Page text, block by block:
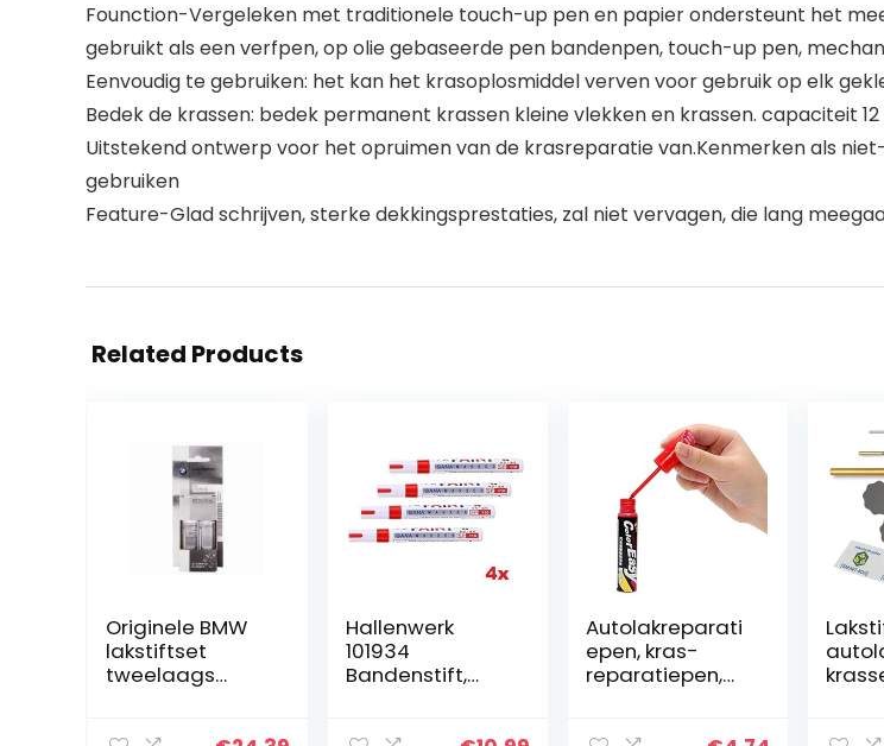
Founction-Vergeleken met traditionele touch-up pen en papier ondersteunt het
gebruikt als een verfpen, op olie gebaseerde pen bandenpen, touch-up pen,
Eenvoudig te gebruiken: het kan het krasoplosmiddel verven voor gebruik op elk
Bedek de krassen: bedek permanent krassen kleine vlekken en krassen. capaciteit
Uitstekend ontwerp voor het opruimen van de krasreparatie van.Kenmerken als
gebruiken
Feature-Glad schrijven, sterke dekkingsprestaties, zal niet vervagen, die lang
Related Products
Originele BMW
lakstiftset
tweelaags
Hallenwerk
101934
Bandenstift,
Autolakreparati
epen, kras-
reparatiepen,